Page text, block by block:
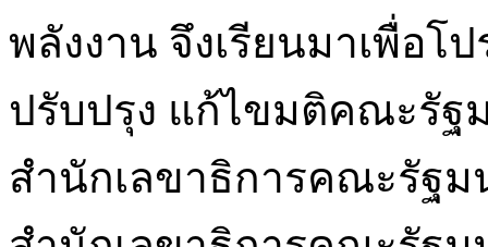
พลังงาน จึงเรียนมาเพื่อโ
ปรับปรุง แก้ไขมติคณะรัฐ
สำนักเลขาธิการคณะรัฐม